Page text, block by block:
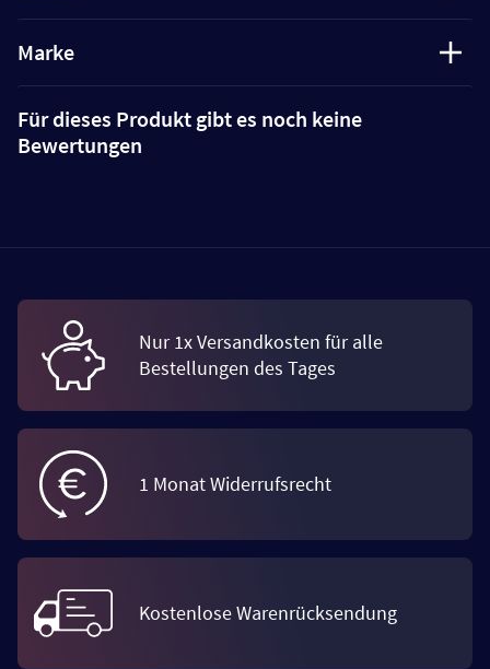
Marke
Für dieses Produkt gibt es noch keine
Bewertungen
Nur 1x Versandkosten für alle
Bestellungen des Tages
1 Monat Widerrufsrecht
Kostenlose Warenrücksendung